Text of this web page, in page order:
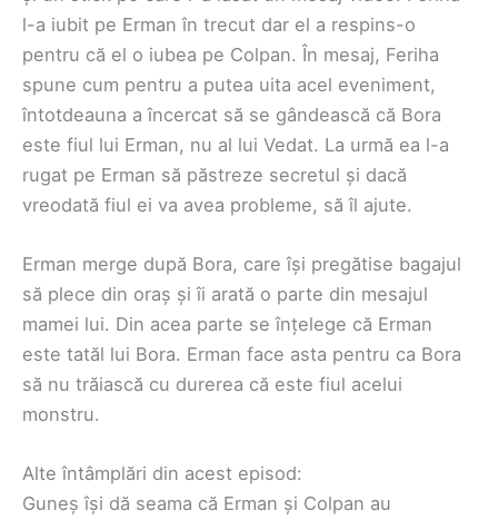
l-a iubit pe Erman în trecut dar el a respins-o
pentru că el o iubea pe Colpan. În mesaj, Feriha
spune cum pentru a putea uita acel eveniment,
întotdeauna a încercat să se gândească că Bora
este fiul lui Erman, nu al lui Vedat. La urmă ea l-a
rugat pe Erman să păstreze secretul și dacă
vreodată fiul ei va avea probleme, să îl ajute.
Erman merge după Bora, care își pregătise bagajul
să plece din oraș și îi arată o parte din mesajul
mamei lui. Din acea parte se înțelege că Erman
este tatăl lui Bora. Erman face asta pentru ca Bora
să nu trăiască cu durerea că este fiul acelui
monstru.
Alte întâmplări din acest episod:
Guneș își dă seama că Erman și Colpan au